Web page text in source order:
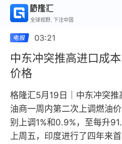
全球视野, 下注中国
03:21
中东冲突推高进口成
价格
格隆汇5月19日｜中东冲突
油商一周内第二次上调燃油
别上调1%和0.9%，至每升
上周五，印度进行了四年来